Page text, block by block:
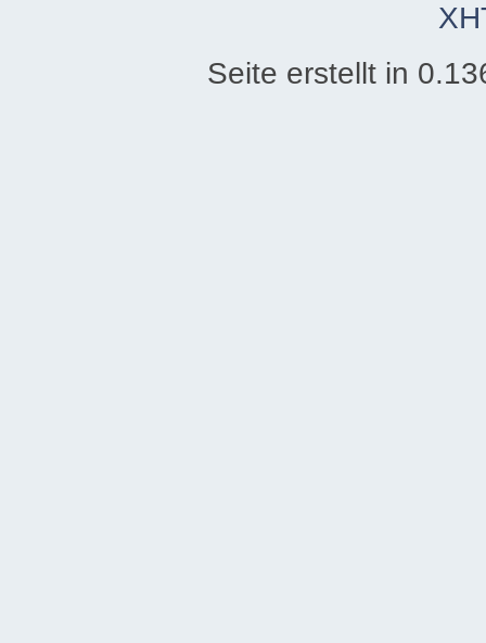
Seite erstellt in